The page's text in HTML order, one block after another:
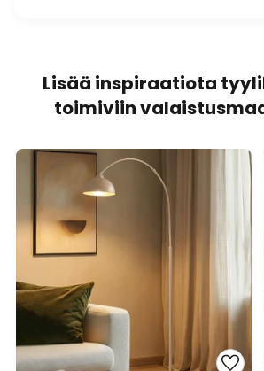
Lisää inspiraatiota
toimiviin